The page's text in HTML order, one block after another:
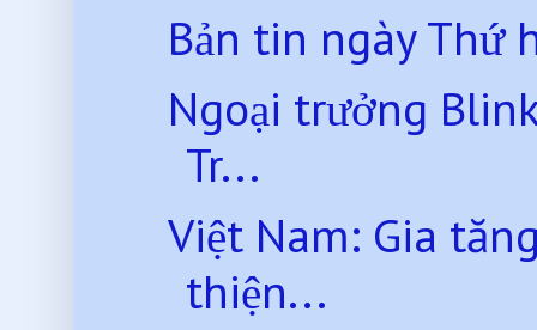
Bản tin ngày Thứ
Ngoại trưởng
Tr...
Việt Nam: Gia
thiện...